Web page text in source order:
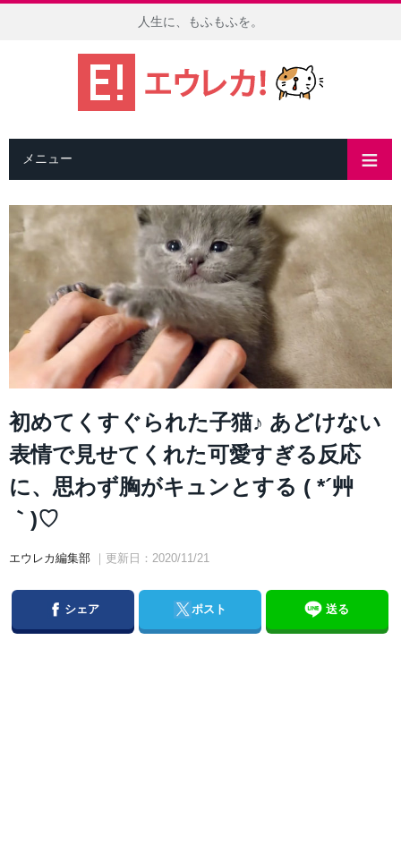
人生に、もふもふを。
メニュー
初めてくすぐられた子猫♪ あどけない
表情で見せてくれた可愛すぎる反応
に、思わず胸がキュンとする ( *´艸
｀)♡
エウレカ編集部 ｜更新日：2020/11/21
Facebook
シェア Twitterポスト 送る